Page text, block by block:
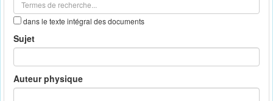
dans le texte intégral des documents
Sujet
Auteur physique